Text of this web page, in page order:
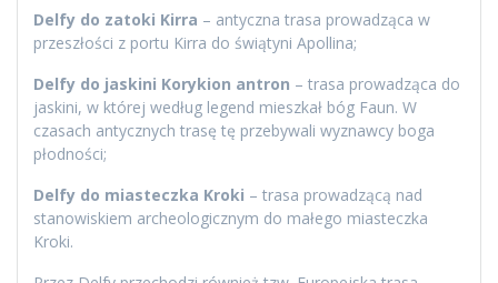
Delfy do zatoki Kirra – antyczna trasa prowadząca w
przeszłości z portu Kirra do świątyni Apollina;
Delfy do jaskini Korykion antron – trasa prowadząca do
jaskini, w której według legend mieszkał bóg Faun. W
czasach antycznych trasę tę przebywali wyznawcy boga
płodności;
Delfy do miasteczka Kroki – trasa prowadzącą nad
stanowiskiem archeologicznym do małego miasteczka
Kroki.